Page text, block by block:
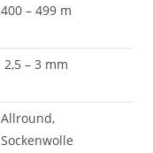
400 – 499 m
2,5 – 3 mm
Allround,
Sockenwolle